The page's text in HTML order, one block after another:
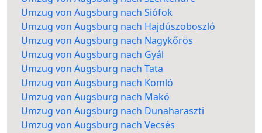
Umzug von Augsburg nach Siófok
Umzug von Augsburg nach Hajdúszoboszló
Umzug von Augsburg nach Nagykőrös
Umzug von Augsburg nach Gyál
Umzug von Augsburg nach Tata
Umzug von Augsburg nach Komló
Umzug von Augsburg nach Makó
Umzug von Augsburg nach Dunaharaszti
Umzug von Augsburg nach Vecsés